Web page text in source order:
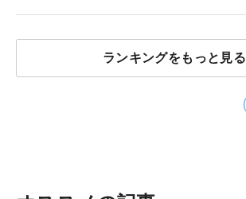
ランキングをもっと見る